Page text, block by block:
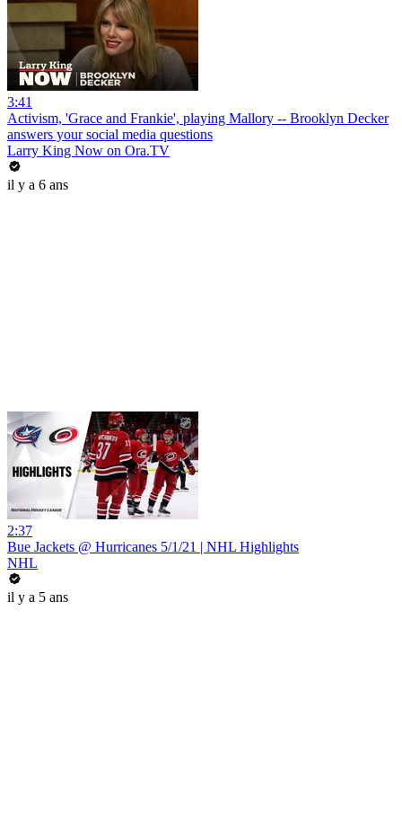
3:41
Activism, 'Grace and Frankie', playing Mallory -- Brooklyn Decker
answers your social media questions
Larry King Now on Ora.TV
il y a 6 ans
2:37
Bue Jackets @ Hurricanes 5/1/21 | NHL Highlights
NHL
il y a 5 ans